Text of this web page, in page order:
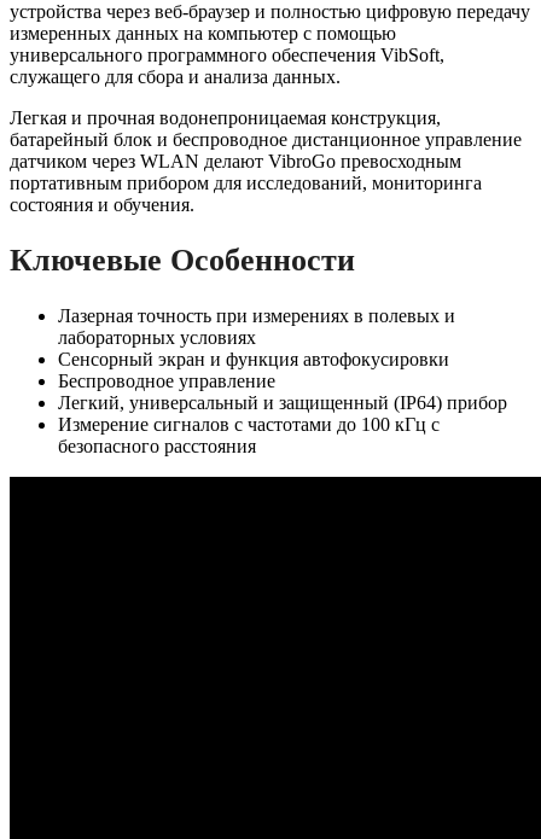
устройства через веб-браузер и полностью цифровую передачу
измеренных данных на компьютер с помощью
универсального программного обеспечения VibSoft,
служащего для сбора и анализа данных.
Легкая и прочная водонепроницаемая конструкция,
батарейный блок и беспроводное дистанционное управление
датчиком через WLAN делают VibroGo превосходным
портативным прибором для исследований, мониторинга
состояния и обучения.
Ключевые Особенности
Лазерная точность при измерениях в полевых и
лабораторных условиях
Сенсорный экран и функция автофокусировки
Беспроводное управление
Легкий, универсальный и защищенный (IP64) прибор
Измерение сигналов с частотами до 100 кГц с
безопасного расстояния